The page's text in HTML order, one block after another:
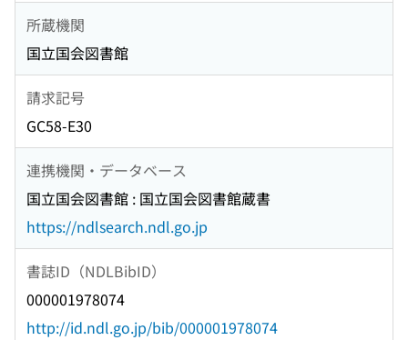
所蔵機関
国立国会図書館
請求記号
GC58-E30
連携機関・データベース
国立国会図書館 : 国立国会図書館蔵書
https://ndlsearch.ndl.go.jp
書誌ID（NDLBibID）
000001978074
http://id.ndl.go.jp/bib/000001978074